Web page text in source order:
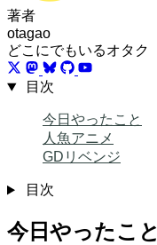
著者
otagao
どこにでもいるオタク
目次
今日やったこと
人魚アニメ
GDリベンジ
目次
今日やったこと